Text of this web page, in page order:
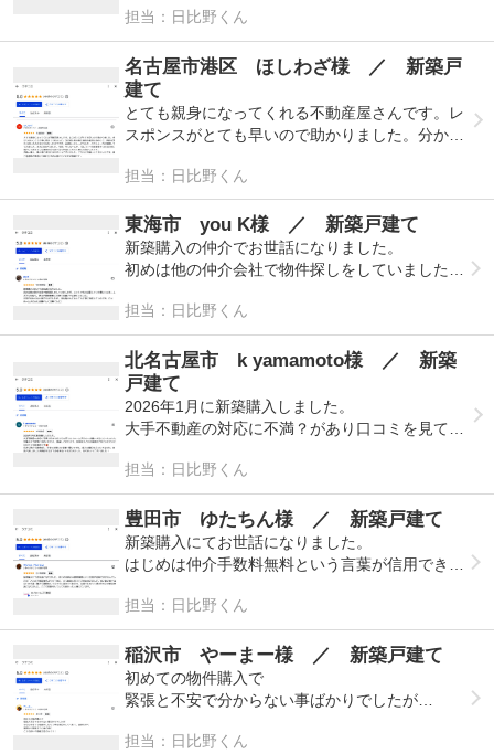
身内や大切な友人が家を買うなら、100％自信を
持っておすすめできます。
主人が外国人で、書類を書くのに時間がかかって
しまった際も、「綺麗に書けていて良かったで
す」と優しく声をかけてくださり、その一言がと
ても嬉しかったです。
最後の最後までアフターフォローも完璧でした。
もし家の購入で悩んでいる方がいるなら、ロイホ
ームズさんを全力でおすすめします。「この人か
ら家を買いたい」と心から思える、そんな担当者
でした。
私も主人も大満足です。本当にありがとうござい
ました。
実に向き合ってくださる信頼できる不動産会社で
す。
ロイホームズさんにお願いして本当に良かったで
す。
物件を購入検討している方がいれば、迷わずおす
すめします。
家を買うのは初めてということもあり、買わせよ
うとセールスなどあるのかと心配しておりました
が、そういう事はなく、丁寧にご案内していただ
きました。
後日購入したい旨を伝え、対応していただきまし
購入の契約成立までも丁寧に対応していただきま
した。
家の現地調査の時もどこを見た方がいいかなど助
言をしていただき、納得して購入してもらいたい
という思いが伝わって来ました。
も満足しておりますし、オススメしたい不動産屋
担当：日比野くん
名古屋市港区 ほしわざ様 ／ 新築戸
建て
とても親身になってくれる不動産屋さんです。レ
スポンスがとても早いので助かりました。分から
引き渡し前の施主検査も私達は初めてで、何処を
見たら良いかのか分からなかったのですが、私達
以上にしっかりみて、ハウスメーカに指摘してく
れました。本当に助かりました。
今回、サンルームや、バルコニーの屋根等をつけ
本当にこちらに頼んで良かったです。
内覧～購入、購入後も本当にありがとうございま
した。こちらにお願いして良かったです。仲介手
数料が無料にも関わらず沢山動いていただき感謝
です。
担当：日比野くん
東海市 you K様 ／ 新築戸建て
新築購入の仲介でお世話になりました。
初めは他の仲介会社で物件探しをしていました
さんを知り、仲介手数料無料との事でお願いする
事にしました。
不安や分からない事だらけでしたが、日比野さん
にはとても丁寧に対応していただき、ロイホーム
ズさんにお願いして正解でした！
担当：日比野くん
北名古屋市 k yamamoto様 ／ 新築
戸建て
2026年1月に新築購入しました。
大手不動産の対応に不満？があり口コミを見てロ
入まで真摯に対応いただき、感謝しております。
内見中子どもの面倒まで見ていただいたのがとて
も印象的です(^^)
何より仲介手数料0円。子育て世帯には有難い限
苦しましたが納得するまでお付き合いいただきま
した。ありがとうございました！
担当：日比野くん
豊田市 ゆたちん様 ／ 新築戸建て
新築購入にてお世話になりました。
はじめは仲介手数料無料という言葉が信用できま
かつ親切に色々とご対応頂けました。
安い買い物ではないので逐一細かく質問をしても
すぐに答えてくれたり、お調べになって頂けたり
と大変お世話になりました。ここで契約をしてと
担当：日比野くん
稲沢市 やーまー様 ／ 新築戸建て
初めての物件購入で
緊張と不安で分からない事ばかりでしたが
れて、返事も早く
担当：日比野くん